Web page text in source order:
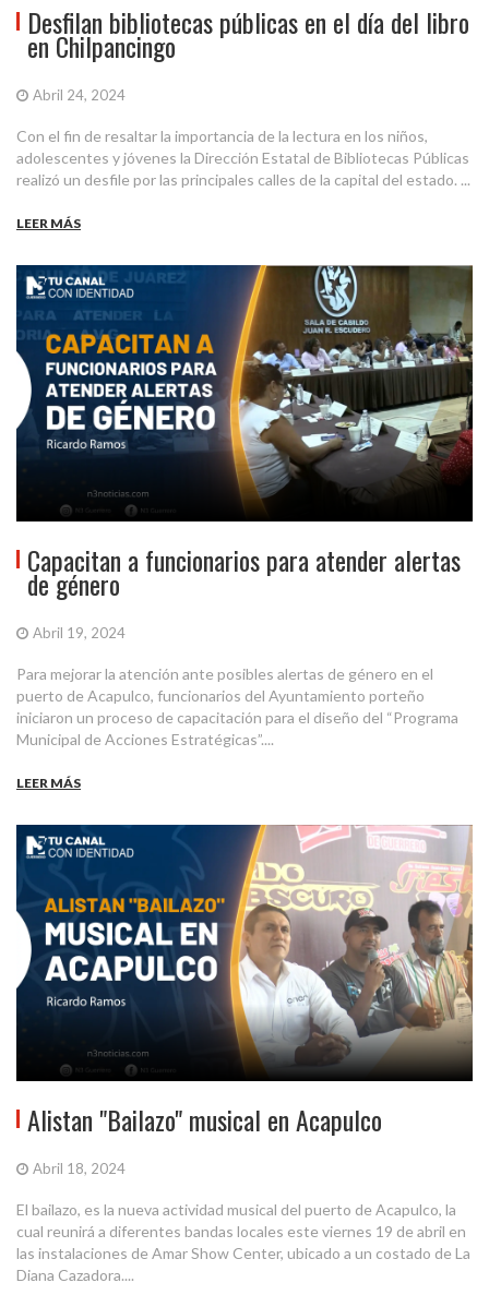
Desfilan bibliotecas públicas en el día del libro
en Chilpancingo
Abril 24, 2024
Con el fin de resaltar la importancia de la lectura en los niños,
adolescentes y jóvenes la Dirección Estatal de Bibliotecas Públicas
realizó un desfile por las principales calles de la capital del estado. ...
LEER MÁS
Capacitan a funcionarios para atender alertas
de género
Abril 19, 2024
Para mejorar la atención ante posibles alertas de género en el
puerto de Acapulco, funcionarios del Ayuntamiento porteño
iniciaron un proceso de capacitación para el diseño del “Programa
Municipal de Acciones Estratégicas”....
LEER MÁS
Alistan "Bailazo" musical en Acapulco
Abril 18, 2024
El bailazo, es la nueva actividad musical del puerto de Acapulco, la
cual reunirá a diferentes bandas locales este viernes 19 de abril en
las instalaciones de Amar Show Center, ubicado a un costado de La
Diana Cazadora....